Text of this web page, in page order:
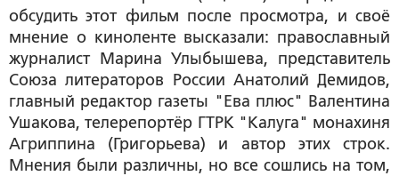
обсудить этот фильм после просмотра, и своё
мнение о киноленте высказали: православный
журналист Марина Улыбышева, представитель
Союза литераторов России Анатолий Демидов,
главный редактор газеты "Ева плюс" Валентина
Ушакова, телерепортёр ГТРК "Калуга" монахиня
Агриппина (Григорьева) и автор этих строк.
Мнения были различны, но все сошлись на том,